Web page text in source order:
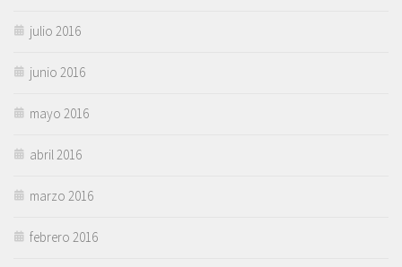
julio 2016
junio 2016
mayo 2016
abril 2016
marzo 2016
febrero 2016